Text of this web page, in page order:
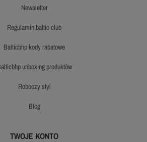
newsletter
regulamin baltic club
balticbhp kody rabatowe
balticbhp unboxing produktów
roboczy styl
blog
TWOJE KONTO